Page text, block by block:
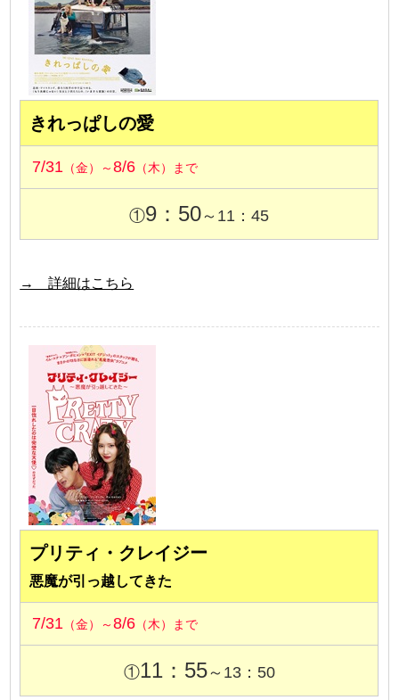
きれっぱしの愛
7/31 （金）～8/6 （木）まで
①9：50～11：45
→ 詳細はこちら
プリティ・クレイジー
悪魔が引っ越してきた
7/31 （金）～8/6 （木）まで
①11：55～13：50